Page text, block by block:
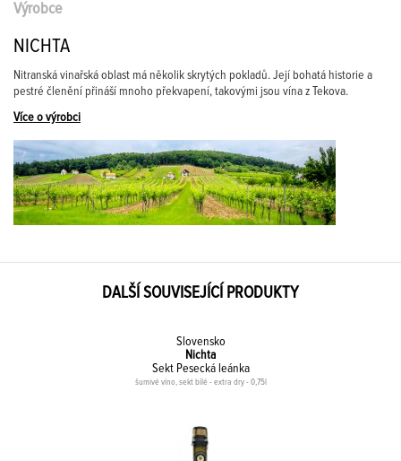
Výrobce
NICHTA
Nitranská vinařská oblast má několik skrytých pokladů. Její bohatá historie a
pestré členění přináší mnoho překvapení, takovými jsou vína z Tekova.
Více o výrobci
DALŠÍ SOUVISEJÍCÍ PRODUKTY
Slovensko
Nichta
Sekt Pesecká leánka
šumivé víno, sekt bílé - extra dry - 0,75l